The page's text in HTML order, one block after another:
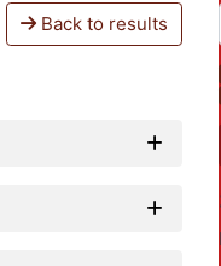
Back to results